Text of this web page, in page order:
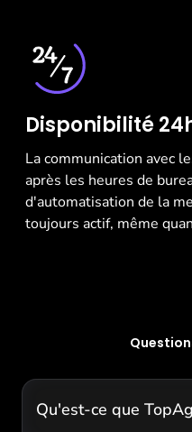
Disponibilité
La communication avec
après les heures de
d'automatisation de la
toujours actif, même
Qu'est-ce que